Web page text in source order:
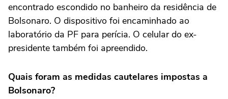
encontrado escondido no banheiro da residência de
Bolsonaro. O dispositivo foi encaminhado ao
laboratório da PF para perícia. O celular do ex-
presidente também foi apreendido.
Quais foram as medidas cautelares impostas a
Bolsonaro?